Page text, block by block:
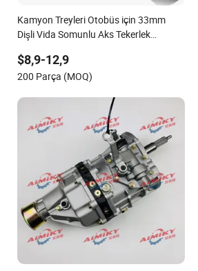
Kamyon Treyleri Otobüs için 33mm
Dişli Vida Somunlu Aks Tekerlek
$8,9-12,9
200 Parça (MOQ)